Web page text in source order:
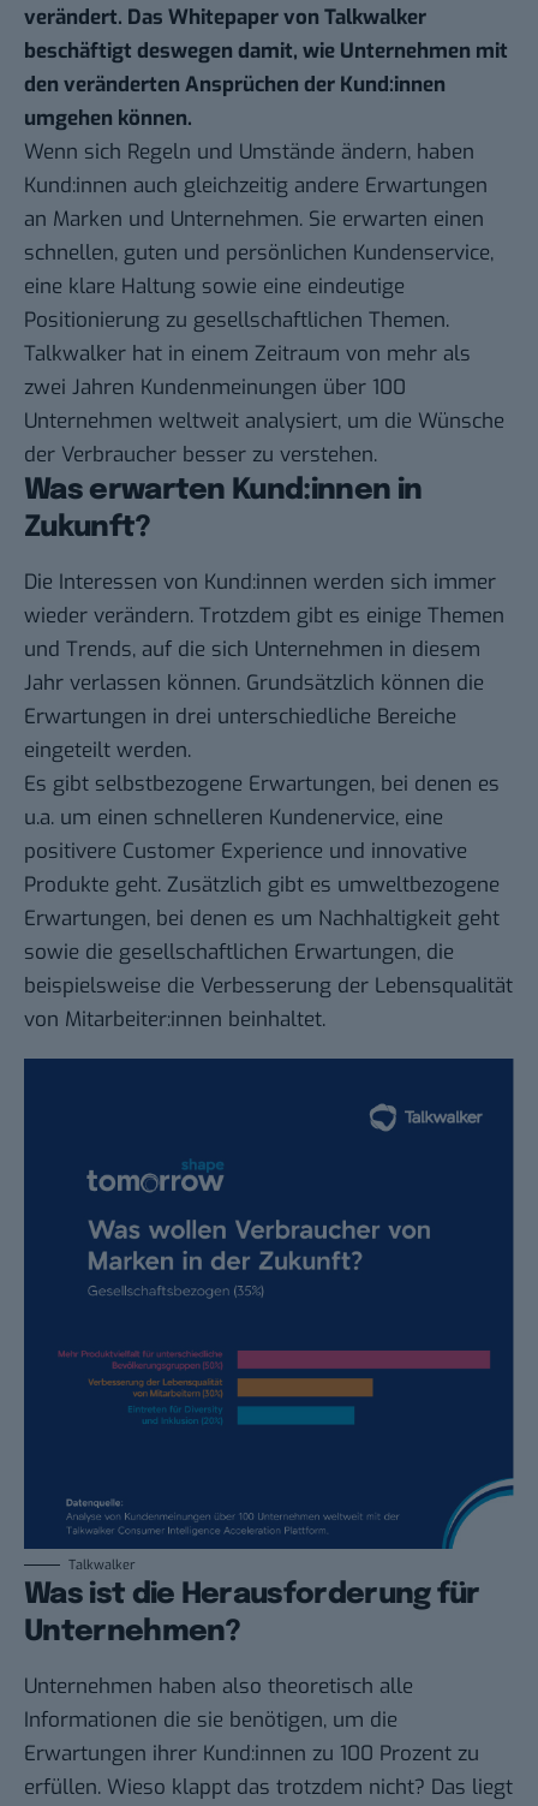
verändert. Das Whitepapervon Talkwalker
beschäftigt deswegen damit, wie Unternehmen mit
den veränderten Ansprüchen der Kund:innen
umgehen können.
Wenn sich Regeln und Umstände ändern, haben
Kund:innen auch gleichzeitig andere Erwartungen
an Marken und Unternehmen. Sie erwarten einen
schnellen, guten und persönlichen Kundenservice,
eine klare Haltung sowie eine eindeutige
Positionierung zu gesellschaftlichen Themen.
Talkwalker hat in einem Zeitraum von mehr als
zwei Jahren Kundenmeinungen über 100
Unternehmen weltweit analysiert, um die Wünsche
der Verbraucher besser zu verstehen.
Was erwarten Kund:innen in
Zukunft?
Die Interessen von Kund:innen werden sich immer
wieder verändern. Trotzdem gibt es einige Themen
und Trends, auf die sich Unternehmen in diesem
Jahr verlassen können. Grundsätzlich können die
Erwartungen in drei unterschiedliche Bereiche
eingeteilt werden.
Es gibt selbstbezogene Erwartungen, bei denen es
u.a. um einen schnelleren Kundenervice, eine
positivere Customer Experience und innovative
Produkte geht. Zusätzlich gibt es umweltbezogene
Erwartungen, bei denen es um Nachhaltigkeit geht
sowie die gesellschaftlichen Erwartungen, die
beispielsweise die Verbesserung der Lebensqualität
von Mitarbeiter:innen beinhaltet.
Talkwalker
Was ist die Herausforderung für
Unternehmen?
Unternehmen haben also theoretisch alle
Informationen die sie benötigen, um die
Erwartungen ihrer Kund:innen zu 100 Prozent zu
erfüllen. Wieso klappt das trotzdem nicht? Das liegt